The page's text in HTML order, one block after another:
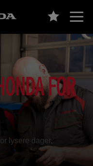
FOR
lysere dager,